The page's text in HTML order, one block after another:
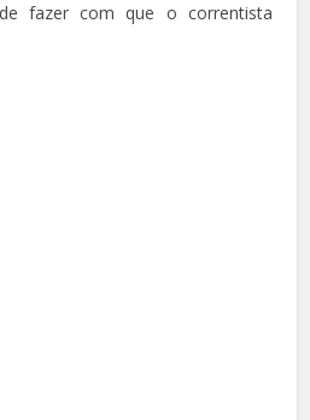
fazer com que o correntista